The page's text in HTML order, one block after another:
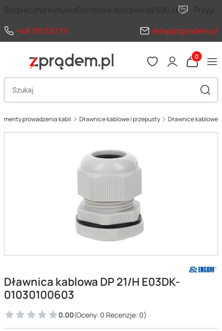
Bezpieczna wysyłkaDarmowa dostawa od 590 zł
+48 781 520 111
sklep@zpradem.pl
Produkty
Otwórz wyszukiwarkę
prowadzenia kabli Dławnice kablowe i przepusty Dławnice kablowe
Dławnica kablowa DP 21/H E03DK-
01030100603
0.00(Oceny: 0 Recenzje: 0)